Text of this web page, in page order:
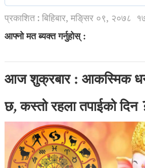
प्रकाशित : बिहिबार, मङि्सर ०९, २०७८
आफ्नो मत ब्यक्त गर्नुहोस् :
आज शुक्रबार : आकस्मिक
छ, कस्तो रहला तपाईको दिन